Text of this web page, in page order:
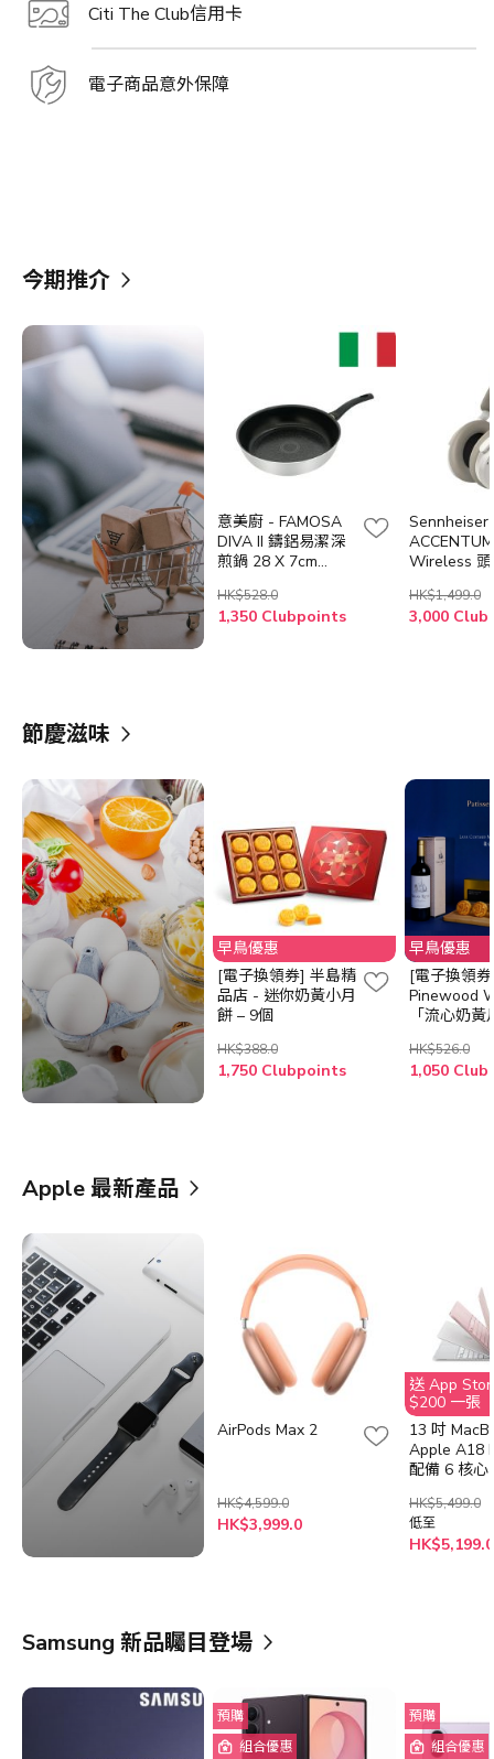
Citi The Club信用卡
電子商品意外保障
今期推介
意美廚 - FAMOSA
DIVA II 鑄鋁易潔深
煎鍋 28 X 7cm
HK$528.0
1,350 Clubpoints
Sennheiser
ACCENTUM
Wireless
HK$1,499.0
3,000
節慶滋味
早鳥優惠
[電子換領券] 半島精
品店 - 迷你奶黃小月
餅 – 9個
HK$388.0
1,750 Clubpoints
早鳥優惠
[電子換領
Pinewood
「流心奶
AOC酒莊金
HK$526.0
1,050
Apple 最新產品
AirPods Max 2
HK$4,599.0
HK$3,999.0
送 App
$200 一張
13 吋
Apple A18
配備 6 核心
記憶體
HK$5,499.0
低至
HK$5,199.0
Samsung 新品矚目登場
預購
組合優惠
預購
組合優惠